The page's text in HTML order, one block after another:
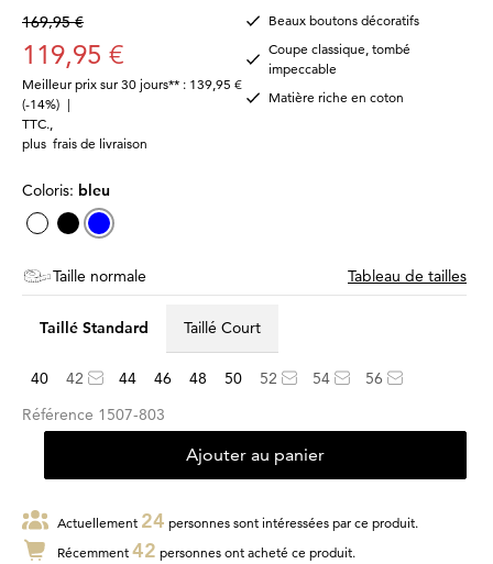
169,95 €
119,95 €
Meilleur prix sur 30 jours** : 139,95 €
(-14%) |
TTC.
plus frais de livraison
Beaux boutons décoratifs
Coupe classique, tombé
impeccable
Matière riche en coton
Coloris: bleu
Taille normale Tableau de tailles
Taillé Standard Taillé Court
40 42 44 46 48 50 52 54
56
Référence 1507-803
Ajouter au panier
Actuellement 24 personnes sont intéressées par ce produit.
Récemment 42 personnes ont acheté ce produit.